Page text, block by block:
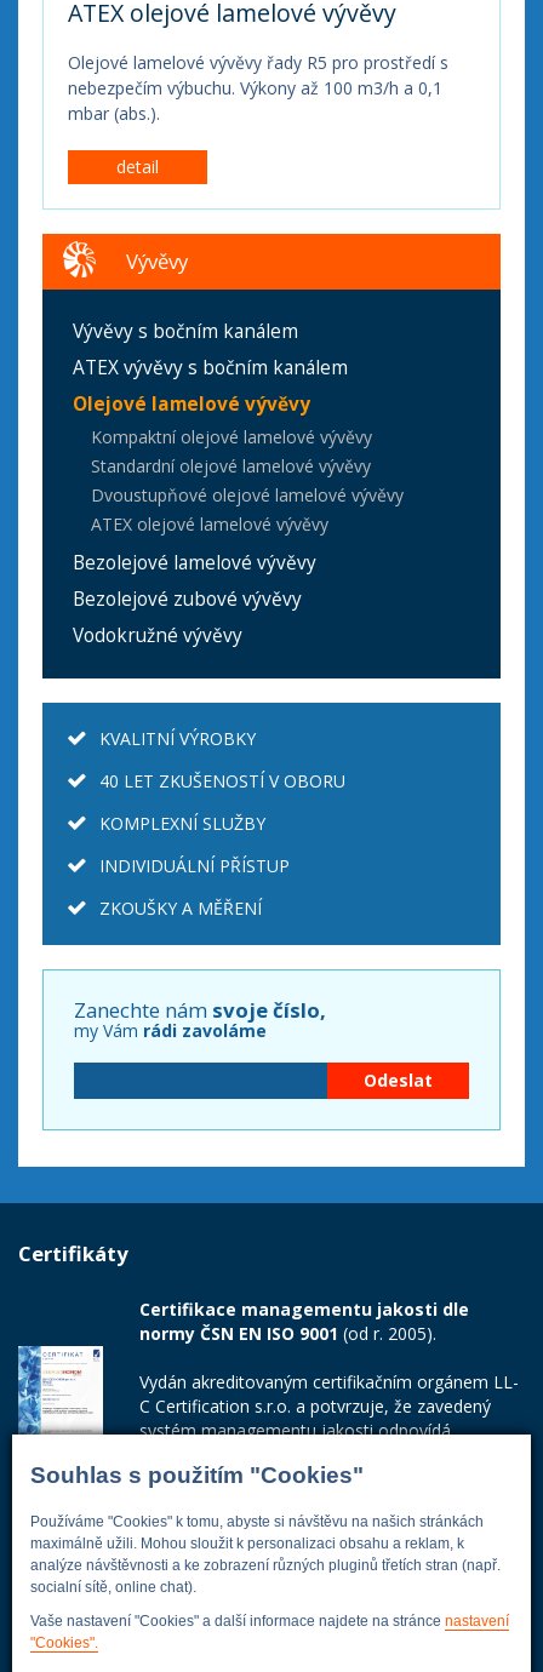
Souhlas s použitím "Cookies"
Používáme "Cookies" k tomu, abyste si návštěvu na našich stránkách
maximálně užili. Mohou sloužit k personalizaci obsahu a reklam, k
analýze návštěvnosti a ke zobrazení různých pluginů třetích stran (např.
socialní sítě, online chat).
Vaše nastavení "Cookies" a další informace najdete na stránce nastavení
"Cookies".
ATEX olejové lamelové vývěvy
Olejové lamelové vývěvy řady R5 pro prostředí s
nebezpečím výbuchu. Výkony až 100 m3/h a 0,1
mbar (abs.).
detail
Vývěvy
Vývěvy s bočním kanálem
ATEX vývěvy s bočním kanálem
Olejové lamelové vývěvy
Kompaktní olejové lamelové vývěvy
Standardní olejové lamelové vývěvy
Dvoustupňové olejové lamelové vývěvy
ATEX olejové lamelové vývěvy
Bezolejové lamelové vývěvy
Bezolejové zubové vývěvy
Vodokružné vývěvy
KVALITNÍ VÝROBKY
40 LET ZKUŠENOSTÍ V OBORU
KOMPLEXNÍ SLUŽBY
INDIVIDUÁLNÍ PŘÍSTUP
ZKOUŠKY A MĚŘENÍ
Zanechte nám svoje číslo,
my Vám rádi zavoláme
Certifikáty
Certifikace managementu jakosti dle
normy ČSN EN ISO 9001 (od r. 2005).
Vydán akreditovaným certifikačním orgánem LL-
C Certification s.r.o. a potvrzuje, že zavedený
systém managementu jakosti odpovídá
Adresa firmy